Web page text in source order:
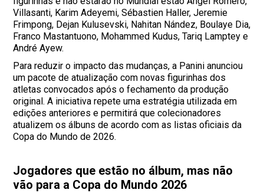
Villasanti, Karim Adeyemi, Sébastien Haller, Jeremie
Frimpong, Dejan Kulusevski, Nahitan Nández, Boulaye Dia,
Franco Mastantuono, Mohammed Kudus, Tariq Lamptey e
André Ayew.
Para reduzir o impacto das mudanças, a Panini anunciou
um pacote de atualização com novas figurinhas dos
atletas convocados após o fechamento da produção
original. A iniciativa repete uma estratégia utilizada em
edições anteriores e permitirá que colecionadores
atualizem os álbuns de acordo com as listas oficiais da
Copa do Mundo de 2026.
Jogadores que estão no álbum, mas não
vão para a Copa do Mundo 2026